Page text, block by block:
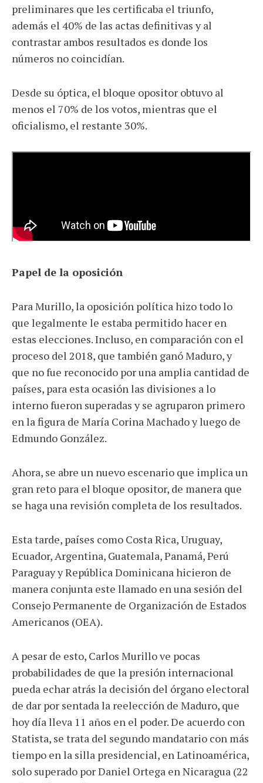
preliminares que les certificaba el triunfo,
además el 40% de las actas definitivas y al
contrastar ambos resultados es donde los
números no coincidían.
Desde su óptica, el bloque opositor obtuvo al
menos el 70% de los votos, mientras que el
oficialismo, el restante 30%.
Papel de la oposición
Para Murillo, la oposición política hizo todo lo
que legalmente le estaba permitido hacer en
estas elecciones. Incluso, en comparación con el
proceso del 2018, que también ganó Maduro, y
que no fue reconocido por una amplia cantidad de
países, para esta ocasión las divisiones a lo
interno fueron superadas y se agruparon primero
en la figura de María Corina Machado y luego de
Edmundo González.
Ahora, se abre un nuevo escenario que implica un
gran reto para el bloque opositor, de manera que
se haga una revisión completa de los resultados.
Esta tarde, países como Costa Rica, Uruguay,
Ecuador, Argentina, Guatemala, Panamá, Perú
Paraguay y República Dominicana hicieron de
manera conjunta este llamado en una sesión del
Consejo Permanente de Organización de Estados
Americanos (OEA).
A pesar de esto, Carlos Murillo ve pocas
probabilidades de que la presión internacional
pueda echar atrás la decisión del órgano electoral
de dar por sentada la reelección de Maduro, que
hoy día lleva 11 años en el poder. De acuerdo con
Statista, se trata del segundo mandatario con más
tiempo en la silla presidencial, en Latinoamérica,
solo superado por Daniel Ortega en Nicaragua (22